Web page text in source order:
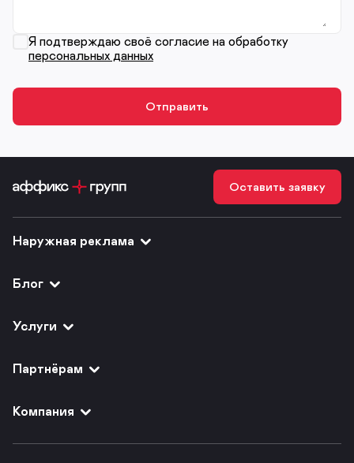
Я подтверждаю своё согласие на обработку
персональных данных
Оставить заявку
Наружная реклама
Блог
Услуги
Партнёрам
Компания